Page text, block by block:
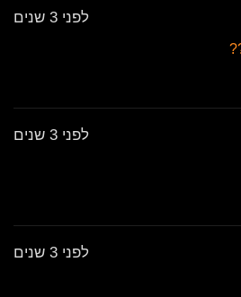
לפני 3 שנים
לפני 3 שנים
לפני 3 שנים